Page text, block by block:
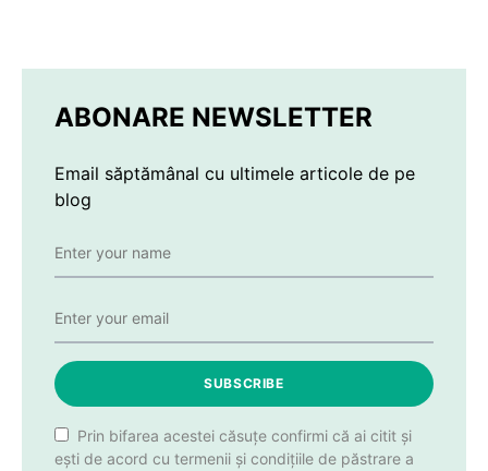
ABONARE NEWSLETTER
Email săptămânal cu ultimele articole de pe
blog
SUBSCRIBE
Prin bifarea acestei căsuțe confirmi că ai citit și
ești de acord cu termenii și condițiile de păstrare a